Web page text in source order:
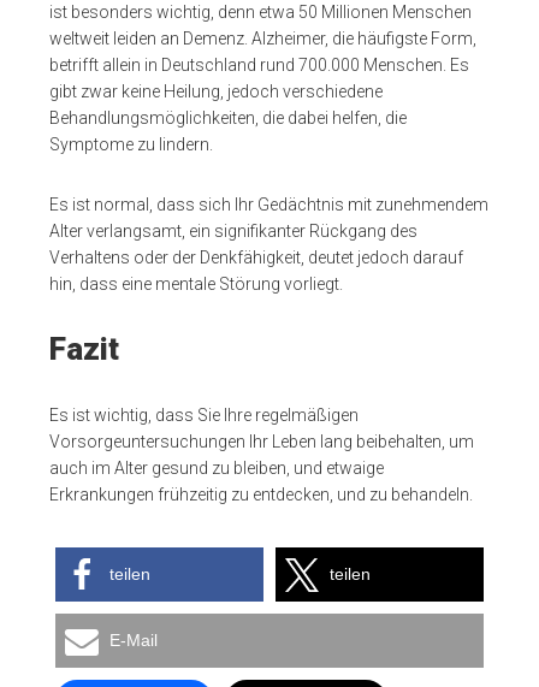
ist besonders wichtig, denn etwa 50 Millionen Menschen
weltweit leiden an Demenz. Alzheimer, die häufigste Form,
betrifft allein in Deutschland rund 700.000 Menschen. Es
gibt zwar keine Heilung, jedoch verschiedene
Behandlungsmöglichkeiten, die dabei helfen, die
Symptome zu lindern.
Es ist normal, dass sich Ihr Gedächtnis mit zunehmendem
Alter verlangsamt, ein signifikanter Rückgang des
Verhaltens oder der Denkfähigkeit, deutet jedoch darauf
hin, dass eine mentale Störung vorliegt.
Fazit
Es ist wichtig, dass Sie Ihre regelmäßigen
Vorsorgeuntersuchungen Ihr Leben lang beibehalten, um
auch im Alter gesund zu bleiben, und etwaige
Erkrankungen frühzeitig zu entdecken, und zu behandeln.
teilen teilen
E-Mail